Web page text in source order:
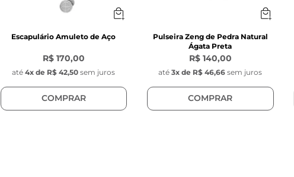
- Material: Aço inoxidável
- Modelo: Pedra Zircônia cúbica
- Posição: Móvel, (não é fixo na corrente)
Características do Pingente Key Design:
- Pingente redondo com gravação da chave da Key Design
- Diâmetro: 1 cm
- Espessura: 1 mm
Escapulário Amuleto de Aço
R$ 170,00
até 4x de R$ 42,50 sem juros
COMPRAR
Pulseira Zeng de Pedra Natural
Ágata Preta
R$ 140,00
até 3x de R$ 46,66 sem juros
COMPRAR